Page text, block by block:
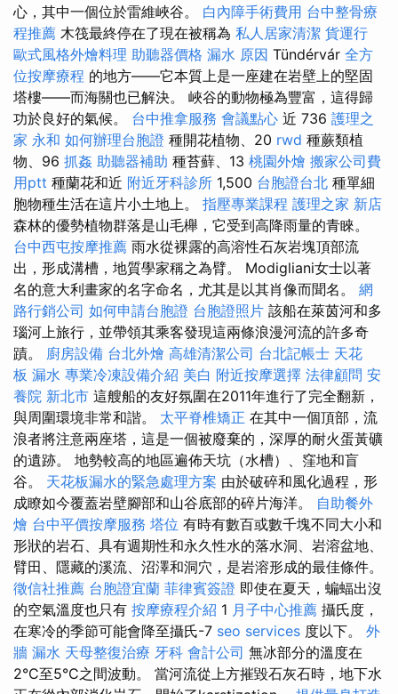
心，其中一個位於雷維峽谷。 白內障手術費用 台中整骨療
程推薦 木筏最終停在了現在被稱為 私人居家清潔 貨運行
歐式風格外燴料理 助聽器價格 漏水 原因 Tündérvár 全方
位按摩療程 的地方——它本質上是一座建在岩壁上的堅固
塔樓——而海關也已解決。 峽谷的動物極為豐富，這得歸
功於良好的氣候。 台中推拿服務 會議點心 近 736 護理之
家 永和 如何辦理台胞證 種開花植物、20 rwd 種蕨類植
物、96 抓姦 助聽器補助 種苔蘚、13 桃園外燴 搬家公司費
用ptt 種蘭花和近 附近牙科診所 1,500 台胞證台北 種單細
胞物種生活在這片小土地上。 指壓專業課程 護理之家 新店
森林的優勢植物群落是山毛櫸，它受到高降雨量的青睞。
台中西屯按摩推薦 雨水從裸露的高溶性石灰岩塊頂部流
出，形成溝槽，地質學家稱之為臂。 Modigliani女士以著
名的意大利畫家的名字命名，尤其是以其肖像而聞名。 網
路行銷公司 如何申請台胞證 台胞證照片 該船在萊茵河和多
瑙河上旅行，並帶領其乘客發現這兩條浪漫河流的許多奇
蹟。 廚房設備 台北外燴 高雄清潔公司 台北記帳士 天花
板 漏水 專業冷凍設備介紹 美白 附近按摩選擇 法律顧問 安
養院 新北市 這艘船的友好氛圍在2011年進行了完全翻新，
與周圍環境非常和諧。 太平脊椎矯正 在其中一個頂部，流
浪者將注意兩座塔，這是一個被廢棄的，深厚的耐火蛋黃礦
的遺跡。 地勢較高的地區遍佈天坑（水槽）、窪地和盲
谷。 天花板漏水的緊急處理方案 由於破碎和風化過程，形
成瞭如今覆蓋岩壁腳部和山谷底部的碎片海洋。 自助餐外
燴 台中平價按摩服務 塔位 有時有數百或數千塊不同大小和
形狀的岩石、具有週期性和永久性水的落水洞、岩溶盆地、
臂田、隱藏的溪流、沼澤和洞穴，是岩溶形成的最佳條件。
徵信社推薦 台胞證宜蘭 菲律賓簽證 即使在夏天，蝙蝠出沒
的空氣溫度也只有 按摩療程介紹 1 月子中心推薦 攝氏度，
在寒冷的季節可能會降至攝氏-7 seo services 度以下。 外
牆 漏水 天母整復治療 牙科 會計公司 無冰部分的溫度在
2°C至5°C之間波動。 當河流從上方摧毀石灰石時，地下水